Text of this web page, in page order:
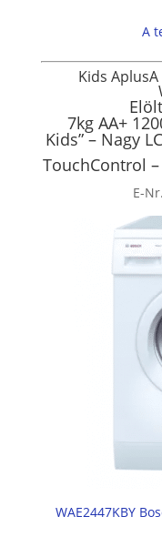
A
Kids AplusA
7kg AA+
Kids” – Nagy
TouchControl
E-
WAE2447KBY